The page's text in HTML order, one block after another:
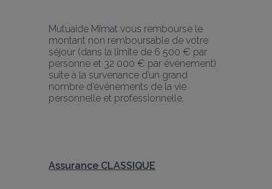
Mutuaide Mimat vous rembourse le
montant non remboursable de votre
séjour (dans la limite de 6 500 € par
personne et 32 000 € par événement)
suite à la survenance d’un grand
nombre d’événements de la vie
personnelle et professionnelle.
Assurance CLASSIQUE